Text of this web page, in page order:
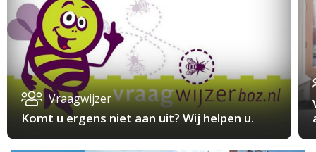
Vraagwijzer
Komt u ergens niet aan uit? Wij helpen u.